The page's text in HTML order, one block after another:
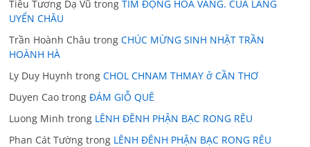
Tiêu Tương Dạ Vũ trongTÍM ĐỘNG HOA VÀNG. CỦA LÃNG
UYỂN CHÂU
Trần Hoành Châu trongCHÚC MỪNG SINH NHẬT TRẦN
HOÀNH HÀ
Ly Duy Huynh trongCHOL CHNAM THMAY ở CẦN THƠ
Duyen Cao trongĐÁM GIỖ QUÊ
Luong Minh trong LÊNH ĐÊNH PHẬN BẠC RONG RÊU
Phan Cát Tường trong LÊNH ĐÊNH PHẬN BẠC RONG RÊU